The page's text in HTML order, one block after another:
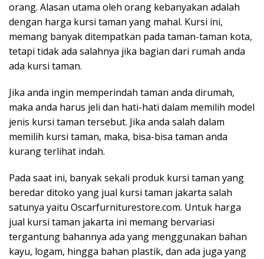
orang. Alasan utama oleh orang kebanyakan adalah
dengan harga kursi taman yang mahal. Kursi ini,
memang banyak ditempatkan pada taman-taman kota,
tetapi tidak ada salahnya jika bagian dari rumah anda
ada kursi taman.
Jika anda ingin memperindah taman anda dirumah,
maka anda harus jeli dan hati-hati dalam memilih model
jenis kursi taman tersebut. Jika anda salah dalam
memilih kursi taman, maka, bisa-bisa taman anda
kurang terlihat indah.
Pada saat ini, banyak sekali produk kursi taman yang
beredar ditoko yang jual kursi taman jakarta salah
satunya yaitu Oscarfurniturestore.com. Untuk harga
jual kursi taman jakarta ini memang bervariasi
tergantung bahannya ada yang menggunakan bahan
kayu, logam, hingga bahan plastik, dan ada juga yang